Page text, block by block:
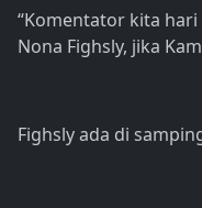
“Komentator kita
Nona Fighsly, jika
Fighsly ada di